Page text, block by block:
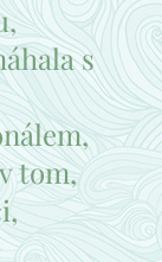
s
tom,